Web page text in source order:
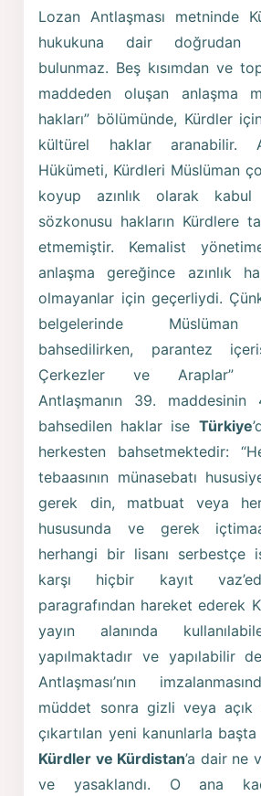
Lozan Antlaşması metninde
hukukuna dair doğrudan
bulunmaz. Beş kısımdan ve
maddeden oluşan anlaşma
hakları” bölümünde, Kürdler
kültürel haklar aranabilir.
Hükümeti, Kürdleri Müslüman
koyup azınlık olarak
sözkonusu hakların Kürdlere
etmemiştir. Kemalist
anlaşma gereğince azınlık
olmayanlar için geçerliydi.
belgelerinde Müslüman
bahsedilirken, parantez
Çerkezler ve Araplar”
Antlaşmanın 39. maddesinin
bahsedilen haklar ise Türkiye
herkesten bahsetmektedir:
tebaasının münasebatı
gerek din, matbuat veya
hususunda ve gerek
herhangi bir lisanı serbestçe
karşı hiçbir kayıt
paragrafından hareket ederek
yayın alanında
yapılmaktadır ve yapılabilir
Antlaşması’nın
müddet sonra gizli veya açık
çıkartılan yeni kanunlarla
Kürdler ve Kürdistan’a dair ne
ve yasaklandı. O ana